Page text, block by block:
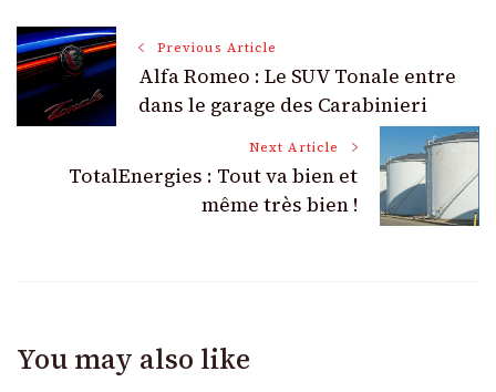
Post
Navigation
Previous Article
Alfa Romeo : Le SUV Tonale entre
dans le garage des Carabinieri
Next Article
TotalEnergies : Tout va bien et
même très bien !
You may also like